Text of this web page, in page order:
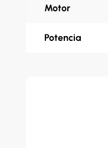
Motor
Potencia